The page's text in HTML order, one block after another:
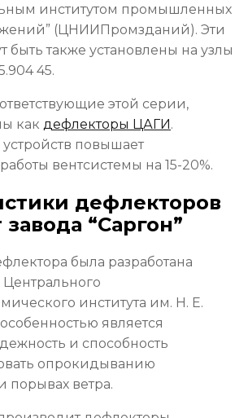
институтом промышленных
(ЦНИИПромзданий). Эти
быть также установлены на узлы
45.
этой серии,
как дефлекторы ЦАГИ.
устройств повышает
вентсистемы на 15-20%.
дефлекторов
завода “Саргон”
была разработана
института им. Н. Е.
является
и способность
опрокидыванию
порывах ветра.